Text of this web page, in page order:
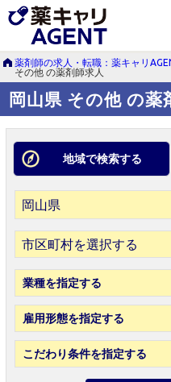
薬剤師の求人・転職：薬キャリ
その他 の薬剤師求人
岡山県 その他 の薬
地域で検索する
市区町村を選択する
業種を指定する
雇用形態を指定する
こだわり条件を指定する